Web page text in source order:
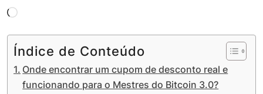
Carregando...
Índice de Conteúdo
Onde encontrar um cupom de desconto real e
funcionando para o Mestres do Bitcoin 3.0?